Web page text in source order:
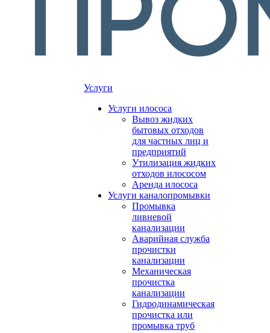
Услуги
Услуги илососа
Вывоз жидких
бытовых отходов
для частных лиц и
предприятий
Утилизация жидких
отходов илососом
Аренда илососа
Услуги каналопромывки
Промывка
ливневой
канализации
Аварийная служба
прочистки
канализации
Механическая
прочистка
канализации
Гидродинамическая
прочистка или
промывка труб